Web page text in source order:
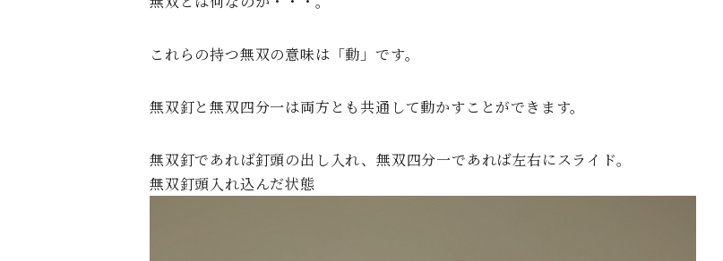
これらの持つ無双の意味は「動」です。
無双釘と無双四分一は両方とも共通して動かすことができます。
無双釘であれば釘頭の出し入れ、無双四分一であれば左右にスライド。
無双釘頭入れ込んだ状態